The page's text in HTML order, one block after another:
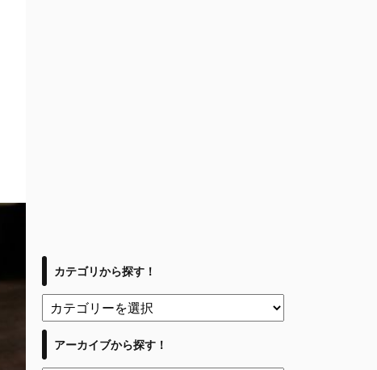
カテゴリから探す！
アーカイブから探す！